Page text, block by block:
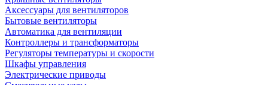
Аксессуары для вентиляторов
Бытовые вентиляторы
Автоматика для вентиляции
Контроллеры и трансформаторы
Регуляторы температуры и скорости
Шкафы управления
Электрические приводы